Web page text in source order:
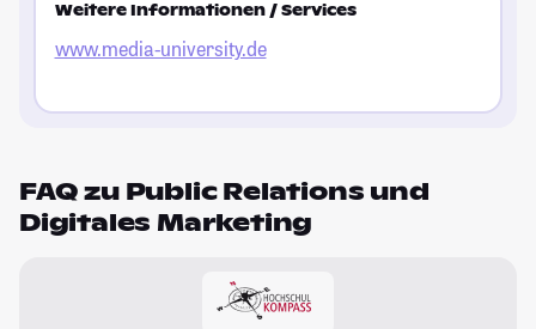
Weitere Informationen / Services
www.media-university.de
FAQ zu Public Relations und
Digitales Marketing